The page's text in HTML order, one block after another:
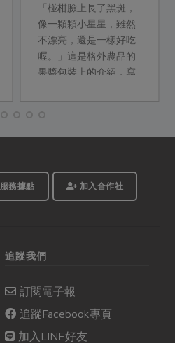
「椪柑臉上長了黑斑，
像一顆顆小星星，雖然
不漂亮，還是一樣好吃
喔。」這是格外農品的
果醬包裝上的介紹，寫
外品刻板認知的心意。
品，一路走來，感受到
大眾對「格外品」一詞
早已不陌生。
服務據點 加入合作社
追蹤我們
訂閱電子報
追蹤Facebook專頁
加入LINE好友